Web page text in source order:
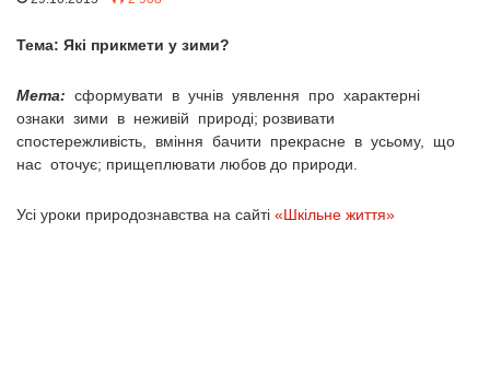
Тема: Які прикмети у зими?
Мета: сформувати в учнів уявлення про характерні
ознаки зими в неживій природі; розвивати
спостережливість, вміння бачити прекрасне в усьому, що
нас оточує; прищеплювати любов до природи.
Усі уроки природознавства на сайті «Шкільне життя»